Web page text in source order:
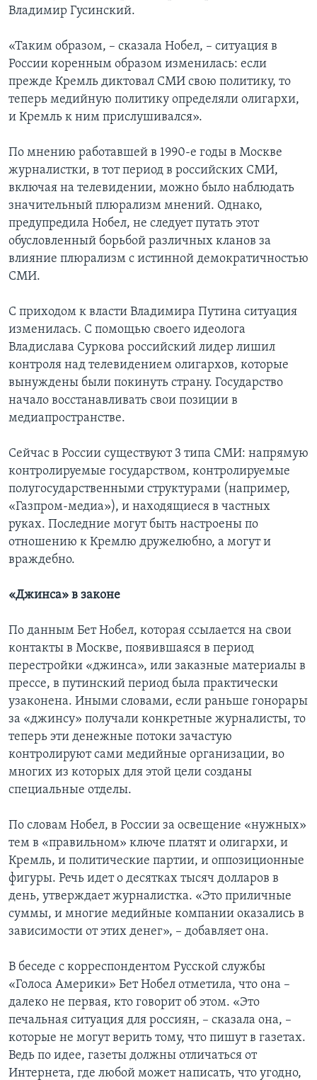
Владимир Гусинский.
«Таким образом, – сказала Нобел, – ситуация в
России коренным образом изменилась: если
прежде Кремль диктовал СМИ свою политику, то
теперь медийную политику определяли олигархи,
и Кремль к ним прислушивался».
По мнению работавшей в 1990-е годы в Москве
журналистки, в тот период в российских СМИ,
включая на телевидении, можно было наблюдать
значительный плюрализм мнений. Однако,
предупредила Нобел, не следует путать этот
обусловленный борьбой различных кланов за
влияние плюрализм с истинной демократичностью
СМИ.
С приходом к власти Владимира Путина ситуация
изменилась. С помощью своего идеолога
Владислава Суркова российский лидер лишил
контроля над телевидением олигархов, которые
вынуждены были покинуть страну. Государство
начало восстанавливать свои позиции в
медиапространстве.
Сейчас в России существуют 3 типа СМИ: напрямую
контролируемые государством, контролируемые
полугосударственными структурами (например,
«Газпром-медиа»), и находящиеся в частных
руках. Последние могут быть настроены по
отношению к Кремлю дружелюбно, а могут и
враждебно.
«Джинса» в законе
По данным Бет Нобел, которая ссылается на свои
контакты в Москве, появившаяся в период
перестройки «джинса», или заказные материалы в
прессе, в путинский период была практически
узаконена. Иными словами, если раньше гонорары
за «джинсу» получали конкретные журналисты, то
теперь эти денежные потоки зачастую
контролируют сами медийные организации, во
многих из которых для этой цели созданы
специальные отделы.
По словам Нобел, в России за освещение «нужных»
тем в «правильном» ключе платят и олигархи, и
Кремль, и политические партии, и оппозиционные
фигуры. Речь идет о десятках тысяч долларов в
день, утверждает журналистка. «Это приличные
суммы, и многие медийные компании оказались в
зависимости от этих денег», – добавляет она.
В беседе с корреспондентом Русской службы
«Голоса Америки» Бет Нобел отметила, что она –
далеко не первая, кто говорит об этом. «Это
печальная ситуация для россиян, – сказала она, –
которые не могут верить тому, что пишут в газетах.
Ведь по идее, газеты должны отличаться от
Интернета, где любой может написать, что угодно,